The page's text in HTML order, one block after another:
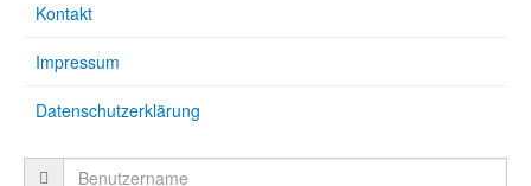
Kontakt
Impressum
Datenschutzerklärung